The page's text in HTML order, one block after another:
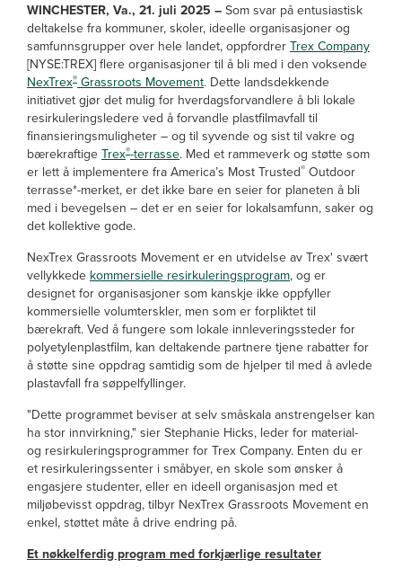
WINCHESTER, Va., 21. juli 2025 –Som svar på entusiastisk
deltakelse fra kommuner, skoler, ideelle organisasjoner og
samfunnsgrupper over hele landet, oppfordrerTrex Company
[NYSE:TREX] flere organisasjoner til å bli med i den voksende
NexTrex® Grassroots Movement. Dette landsdekkende
initiativet gjør det mulig for hverdagsforvandlere å bli lokale
resirkuleringsledere ved å forvandle plastfilmavfall til
finansieringsmuligheter – og til syvende og sist til vakre og
bærekraftigeTrex®-terrasse. Med et rammeverk og støtte som
er lett å implementere fra America’s Most Trusted® Outdoor
terrasse*-merket, er det ikke bare en seier for planeten å bli
med i bevegelsen – det er en seier for lokalsamfunn, saker og
det kollektive gode.
NexTrex Grassroots Movement er en utvidelse av Trex' svært
vellykkede kommersielle resirkuleringsprogram, og er
designet for organisasjoner som kanskje ikke oppfyller
kommersielle volumterskler, men som er forpliktet til
bærekraft. Ved å fungere som lokale innleveringssteder for
polyetylenplastfilm, kan deltakende partnere tjene rabatter for
å støtte sine oppdrag samtidig som de hjelper til med å avlede
plastavfall fra søppelfyllinger.
"Dette programmet beviser at selv småskala anstrengelser kan
ha stor innvirkning," sier Stephanie Hicks, leder for material-
og resirkuleringsprogrammer for Trex Company. Enten du er
et resirkuleringssenter i småbyer, en skole som ønsker å
engasjere studenter, eller en ideell organisasjon med et
miljøbevisst oppdrag, tilbyr NexTrex Grassroots Movement en
enkel, støttet måte å drive endring på.
Et nøkkelferdig program med forkjærlige resultater